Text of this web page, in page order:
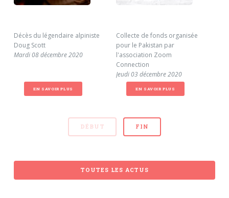
Décès du légendaire alpiniste
Doug Scott
Mardi 08 décembre 2020
EN SAVOIR PLUS
Collecte de fonds organisée
pour le Pakistan par
l'association Zoom
Connection
Jeudi 03 décembre 2020
EN SAVOIR PLUS
DÉBUT FIN
TOUTES LES ACTUS